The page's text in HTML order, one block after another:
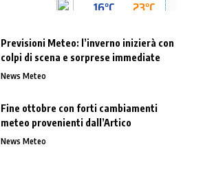
Previsioni Meteo: l’inverno inizierà con
colpi di scena e sorprese immediate
News Meteo
Fine ottobre con forti cambiamenti
meteo provenienti dall’Artico
News Meteo